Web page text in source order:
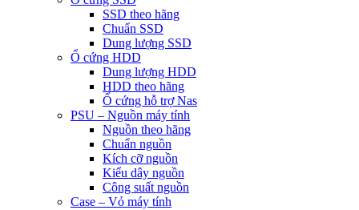
SSD theo hãng
Chuẩn SSD
Dung lượng SSD
Ổ cứng HDD
Dung lượng HDD
HDD theo hãng
Ổ cứng hỗ trợ Nas
PSU – Nguồn máy tính
Nguồn theo hãng
Chuẩn nguồn
Kích cỡ nguồn
Kiểu dây nguồn
Công suất nguồn
Case – Vỏ máy tính